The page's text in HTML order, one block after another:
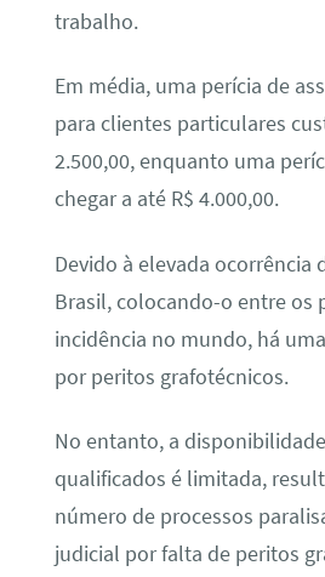
trabalho.
Em média, uma perícia de
para clientes particulares
2.500,00, enquanto uma
chegar a até R$ 4.000,00.
Devido à elevada ocorrência
Brasil, colocando-o entre os
incidência no mundo, há
por peritos grafotécnicos.
No entanto, a
qualificados é limitada,
número de processos
judicial por falta de peritos